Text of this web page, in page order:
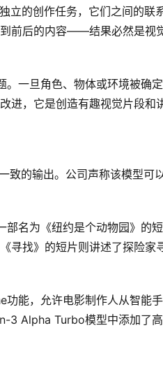
立的创作任务，它们之间的联
到前后的内容——结果必然是视
。一旦角色、物体或环境被确
进，它是创造有趣视觉片段和
致的输出。公司声称该模型可
部名为《纽约是个动物园》的短
寻找》的短片则讲述了探险家
能，允许电影制作人从智能
3 Alpha Turbo模型中添加了